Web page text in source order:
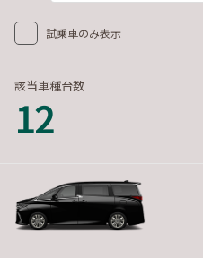
試乗車のみ表示
該当車種台数
12